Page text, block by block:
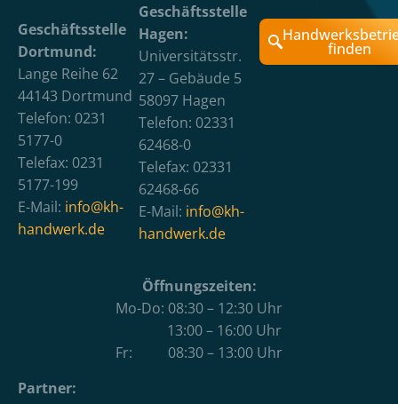
Geschäftsstelle
Dortmund:
Lange Reihe 62
44143 Dortmund
Telefon: 0231
5177-0
Telefax: 0231
5177-199
E-Mail: info@kh-
handwerk.de
Geschäftsstelle
Hagen:
Universitätsstr.
27 – Gebäude 5
58097 Hagen
Telefon: 02331
62468-0
Telefax: 02331
62468-66
E-Mail: info@kh-
handwerk.de
finden
Öffnungszeiten:
Mo-Do: 08:30 – 12:30 Uhr
13:00 – 16:00 Uhr
Fr: 08:30 – 13:00 Uhr
Partner: